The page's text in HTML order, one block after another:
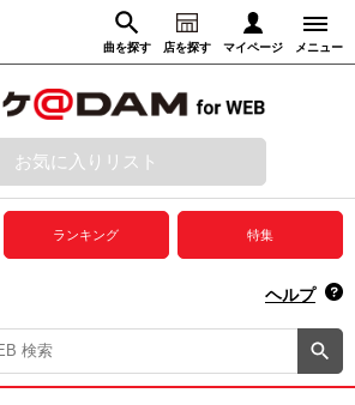
曲を探す 店を探す マイページ メニュー
がす 録音からさがす
ログイン
ービス
画
録音
DAM
お気に入りリスト
ランキング 特集
ヘルプ